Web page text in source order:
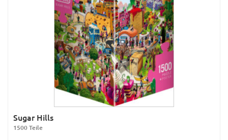
Sugar Hills
1500 Teile